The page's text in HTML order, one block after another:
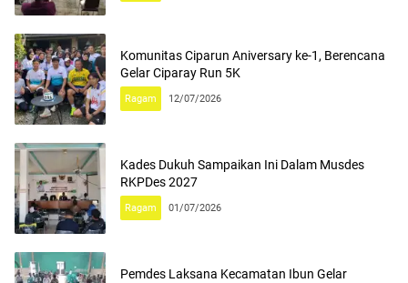
Komunitas Ciparun Aniversary ke-1, Berencana
Gelar Ciparay Run 5K
Ragam 12/07/2026
Kades Dukuh Sampaikan Ini Dalam Musdes
RKPDes 2027
Ragam 01/07/2026
Pemdes Laksana Kecamatan Ibun Gelar